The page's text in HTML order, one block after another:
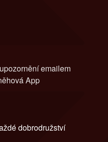
emailem
App
dobrodružství